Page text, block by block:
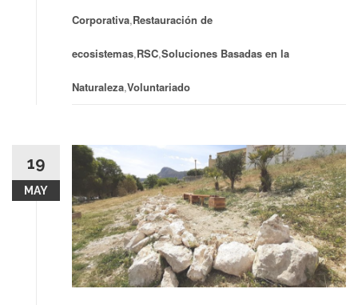
Corporativa,Restauración de
ecosistemas,RSC,Soluciones Basadas en la
Naturaleza,Voluntariado
19
MAY